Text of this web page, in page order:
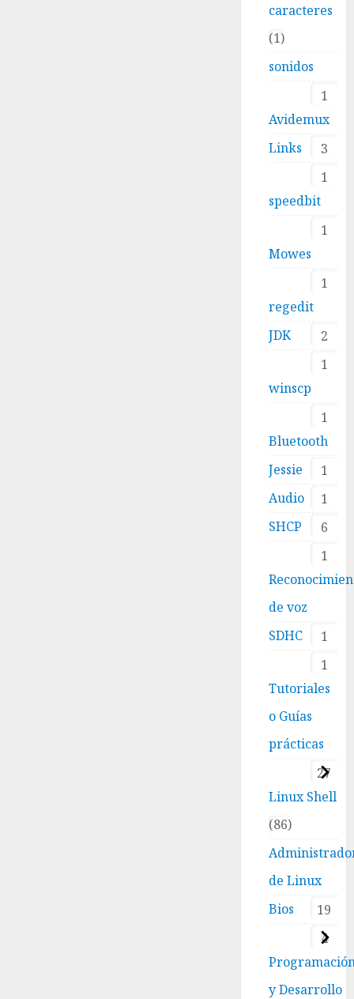
caracteres
1
sonidos
1
Avidemux
3
Links
1
speedbit
1
Mowes
1
regedit
2
JDK
1
winscp
1
Bluetooth
1
Jessie
1
Audio
6
SHCP
1
de voz
1
SDHC
1
Tutoriales
o Guías
prácticas
27
Linux Shell
86
de Linux
19
Bios
4
y Desarrollo